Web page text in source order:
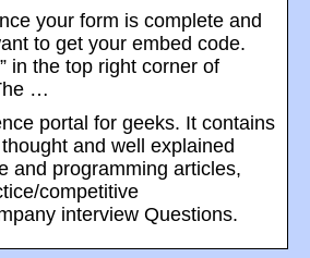
your form is complete and
to get your embed code.
in the top right corner of
…
portal for geeks. It contains
and well explained
and programming articles,
competitive
interview Questions.